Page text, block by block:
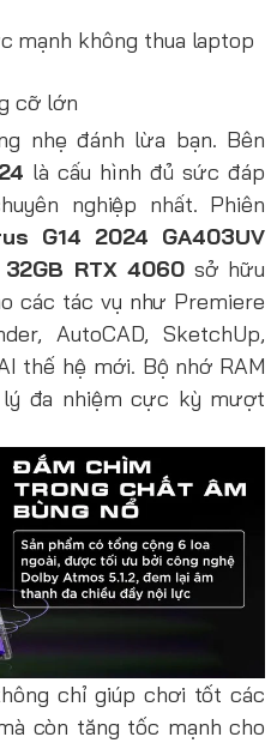
mạnh không thua laptop
cỡ lớn
nhẹ đánh lừa bạn. Bên
là cấu hình đủ sức đáp
nghiệp nhất. Phiên
G14 2024 GA403UV
RTX 4060sở hữu
các tác vụ như Premiere
AutoCAD, SketchUp,
thế hệ mới. Bộ nhớ RAM
đa nhiệm cực kỳ mượt
chỉ giúp chơi tốt các
còn tăng tốc mạnh cho